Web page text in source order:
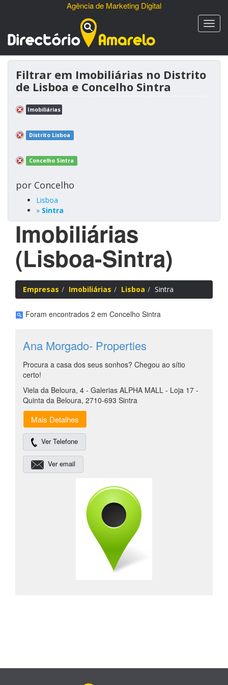
Agência de Marketing Digital
Filtrar em Imobiliárias no Distrito
de Lisboa e Concelho Sintra
Imobiliárias
Distrito Lisboa
Concelho Sintra
por Concelho
Lisboa
» Sintra
Imobiliárias
(Lisboa-Sintra)
Empresas Imobiliárias Lisboa Sintra
Foram encontrados 2 em Concelho Sintra
Ana Morgado- Properties
Procura a casa dos seus sonhos? Chegou ao sítio
certo!
Viela da Beloura, 4 - Galerias ALPHA MALL - Loja 17 -
Quinta da Beloura, 2710-693 Sintra
Mais Detalhes
Ver Telefone
Ver email